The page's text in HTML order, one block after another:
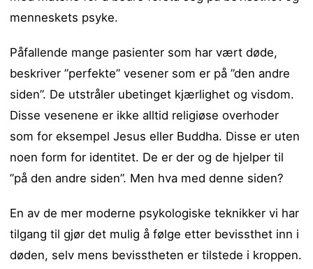
menneskets psyke.
Påfallende mange pasienter som har vært døde,
beskriver ”perfekte” vesener som er på ”den andre
siden”. De utstråler ubetinget kjærlighet og visdom.
Disse vesenene er ikke alltid religiøse overhoder
som for eksempel Jesus eller Buddha. Disse er uten
noen form for identitet. De er der og de hjelper til
”på den andre siden”. Men hva med denne siden?
En av de mer moderne psykologiske teknikker vi har
tilgang til gjør det mulig å følge etter bevissthet inn i
døden, selv mens bevisstheten er tilstede i kroppen.